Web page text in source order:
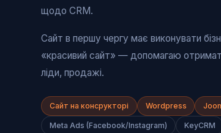
щодо CRM.
Сайт в першу чергу має виконувати
«красивий сайт» — допомагаю
ліди, продажі.
Сайт на консрукторі Wordpress
Meta Ads (Facebook/Instagram) KeyCRM